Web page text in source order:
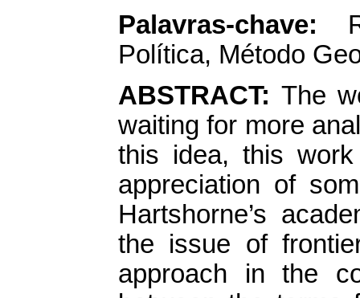
Palavras-chave:
Política, Método
ABSTRACT: The
waiting for more
this idea, this
appreciation of
Hartshorne’s
the issue of
approach in the